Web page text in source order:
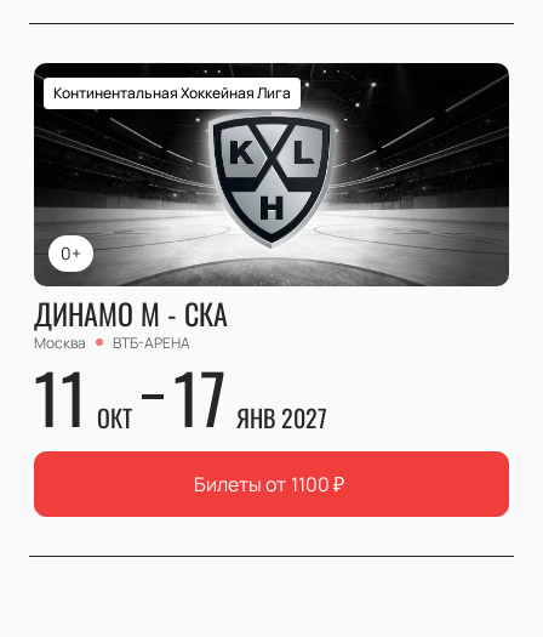
0+
Континентальная Хоккейная Лига
ДИНАМО М - СКА
Москва ВТБ-АРЕНА
11 ОКТ 17 ЯНВ 2027
Билеты от 1100₽